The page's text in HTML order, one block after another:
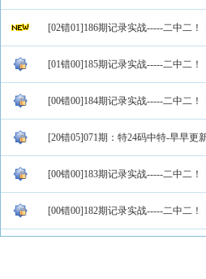
[02错01]186期记录实战-----二中二！
[01错00]185期记录实战-----二中二！
[00错00]184期记录实战-----二中二！
[20错05]071期：特24码中特-早早更
[00错00]183期记录实战-----二中二！
[00错00]182期记录实战-----二中二！